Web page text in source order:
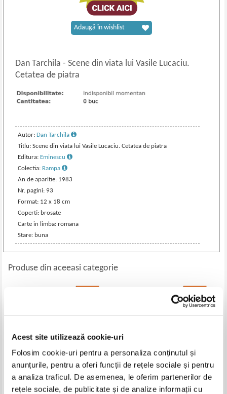
Acest site utilizează cookie-uri
Folosim cookie-uri pentru a personaliza conținutul și
anunțurile, pentru a oferi funcții de rețele sociale și pentru
a analiza traficul. De asemenea, le oferim partenerilor de
rețele sociale, de publicitate și de analize informații cu
Dan Tarchila- Scene din viata lui Vasile Lucaciu.
Cetatea de piatra
Autor:Dan Tarchila
Titlu: Scene din viata lui Vasile Lucaciu. Cetatea de piatra
Editura: Eminescu
Colectia: Rampa
An de aparitie: 1983
Nr. pagini: 93
Format: 12 x 18 cm
Coperti: brosate
Carte in limba: romana
Stare: buna
Adaugă în wishlist
Produse din aceeasi categorie